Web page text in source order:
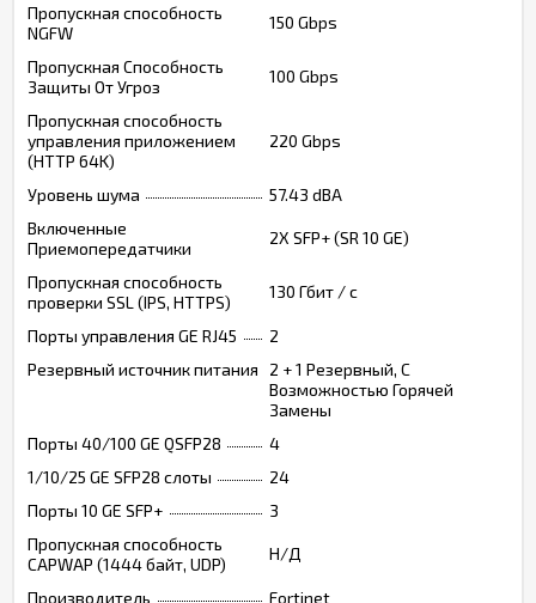
Пропускная способность
NGFW
150 Gbps
Пропускная Способность
Защиты От Угроз
100 Gbps
Пропускная способность
управления приложением
(HTTP 64K)
220 Gbps
Уровень шума
57.43 dBA
Включенные
Приемопередатчики
2X SFP+ (SR 10 GE)
Пропускная способность
проверки SSL (IPS, HTTPS)
130 Гбит / с
Порты управления GE RJ45
2
Резервный источник питания
2 + 1 Резервный, С
Возможностью Горячей
Замены
Порты 40/100 GE QSFP28
4
1/10/25 GE SFP28 слоты
24
Порты 10 GE SFP+
3
Пропускная способность
CAPWAP (1444 байт, UDP)
Н/Д
Производитель Fortinet